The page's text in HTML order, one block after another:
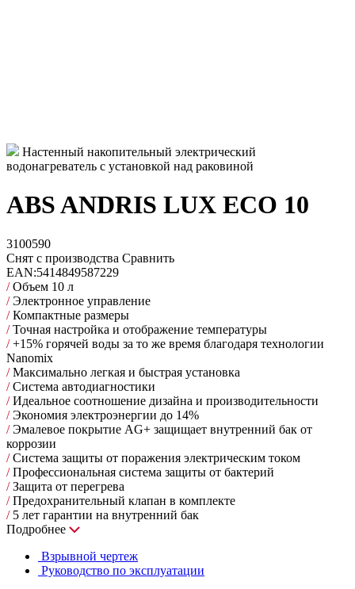
Настенный накопительный электрический
водонагреватель с установкой над раковиной
ABS ANDRIS LUX ECO 10
3100590
Снят с производства Сравнить
EAN:5414849587229
/Объем 10 л
/Электронное управление
/Компактные размеры
/Точная настройка и отображение температуры
/+15% горячей воды за то же время благодаря технологии
Nanomix
/Максимально легкая и быстрая установка
/Cистема автодиагностики
/Идеальное соотношение дизайна и производительности
/Экономия электроэнергии до 14%
/Эмалевое покрытие AG+ защищает внутренний бак от
коррозии
/Система защиты от поражения электрическим током
/Профессиональная система защиты от бактерий
/Защита от перегрева
/Предохранительный клапан в комплекте
/5 лет гарантии на внутренний бак
Подробнее
Взрывной чертеж
Руководство по эксплуатации